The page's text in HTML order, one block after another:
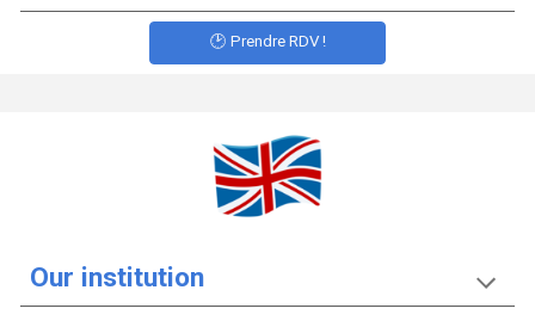
🕑 Prendre RDV !
Our institution